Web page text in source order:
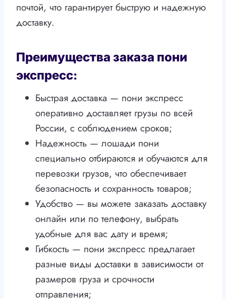
почтой, что гарантирует быструю и надежную
доставку.
Преимущества заказа пони
экспресс:
Быстрая доставка — пони экспресс
оперативно доставляет грузы по всей
России, с соблюдением сроков;
Надежность — лошади пони
специально отбираются и обучаются для
перевозки грузов, что обеспечивает
безопасность и сохранность товаров;
Удобство — вы можете заказать доставку
онлайн или по телефону, выбрать
удобные для вас дату и время;
Гибкость — пони экспресс предлагает
разные виды доставки в зависимости от
размеров груза и срочности
отправления;